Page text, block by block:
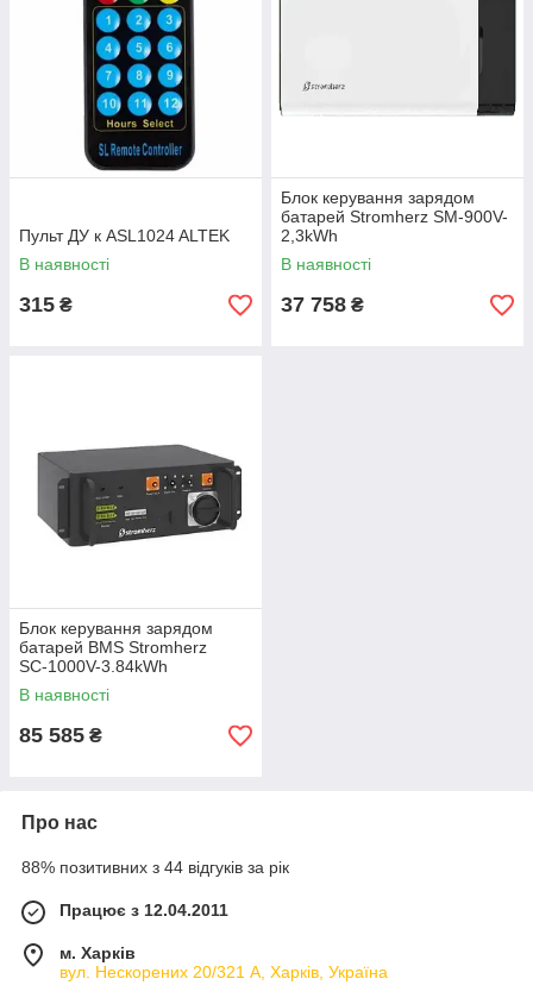
Пульт ДУ к ASL1024 ALTEK
В наявності
315 ₴
Блок керування зарядом
батарей Stromherz SM-900V-
2,3kWh
В наявності
37 758 ₴
Блок керування зарядом
батарей BMS Stromherz
SС-1000V-3.84kWh
В наявності
85 585 ₴
Про нас
88% позитивних з 44 відгуків за рік
Працює з 12.04.2011
м. Харків
вул. Нескорених 20/321 А, Харків, Україна